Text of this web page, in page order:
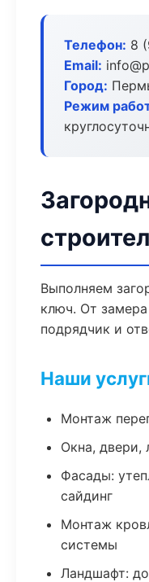
Телефон: 8
Email:
Город:
Режим
Выполняем
ключ. От
подрядчик и
Наши
Монтаж
Окна, двери,
Фасады:
сайдинг
Монтаж
системы
Ландшафт: